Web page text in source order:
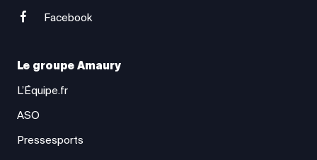
Facebook
Le groupe Amaury
L’Équipe.fr
ASO
Pressesports